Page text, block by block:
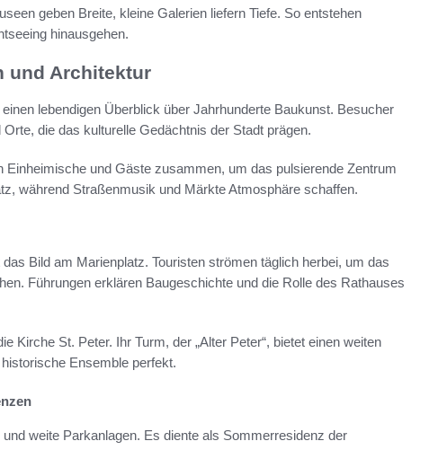
geben Breite, kleine Galerien liefern Tiefe. So entstehen
hinausgehen.
und Architektur
lebendigen Überblick über Jahrhunderte Baukunst. Besucher
die das kulturelle Gedächtnis der Stadt prägen.
und Gäste zusammen, um das pulsierende Zentrum
während Straßenmusik und Märkte Atmosphäre schaffen.
Bild am Marienplatz. Touristen strömen täglich herbei, um das
Führungen erklären Baugeschichte und die Rolle des Rathauses
Kirche St. Peter. Ihr Turm, der „Alter Peter“, bietet einen weiten
Ensemble perfekt.
weite Parkanlagen. Es diente als Sommerresidenz der